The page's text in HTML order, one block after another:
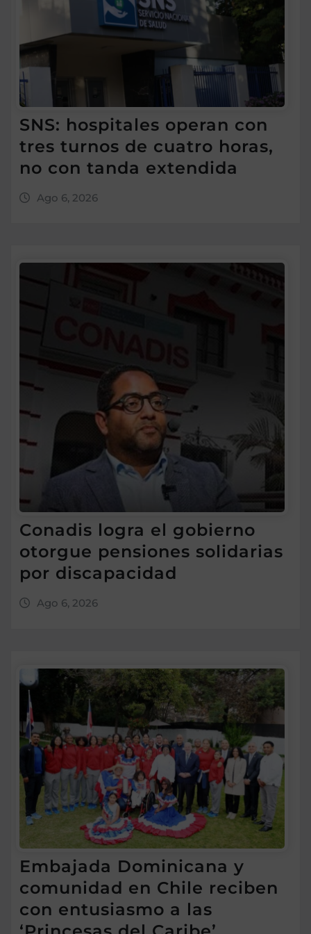
SNS: hospitales operan con
tres turnos de cuatro horas,
no con tanda extendida
Ago 6, 2026
Conadis logra el gobierno
otorgue pensiones solidarias
por discapacidad
Ago 6, 2026
Embajada Dominicana y
comunidad en Chile reciben
con entusiasmo a las